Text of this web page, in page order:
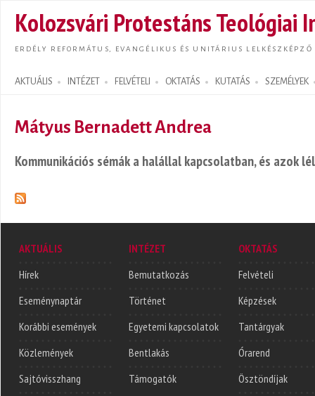
Kolozsvári Protestáns Teológiai
ERDÉLY REFORMÁTUS, EVANGÉLIKUS ÉS UNITÁRIUS LELKÉSZKÉPZŐ
AKTUÁLIS INTÉZET FELVÉTELI OKTATÁS KUTATÁS SZEMÉLYEK
Search form
Mátyus Bernadett Andrea
Kommunikációs sémák a halállal kapcsolatban, és azok
AKTUÁLIS
Hírek
Eseménynaptár
Korábbi események
Közlemények
Sajtóvisszhang
INTÉZET
Bemutatkozás
Történet
Egyetemi kapcsolatok
Bentlakás
Támogatók
OKTATÁS
Felvételi
Képzések
Tantárgyak
Órarend
Ösztöndíjak